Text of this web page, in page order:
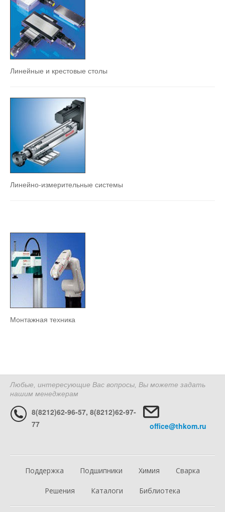
Линейные и крестовые столы
Линейно-измерительные системы
Монтажная техника​
Любые, интересующие Вас вопросы, Вы можете задать
нашим менеджерам
8(8212)62-96-57, 8(8212)62-97-
77
office@thkom.ru
Поддержка Подшипники Химия Сварка
Решения Каталоги Библиотека